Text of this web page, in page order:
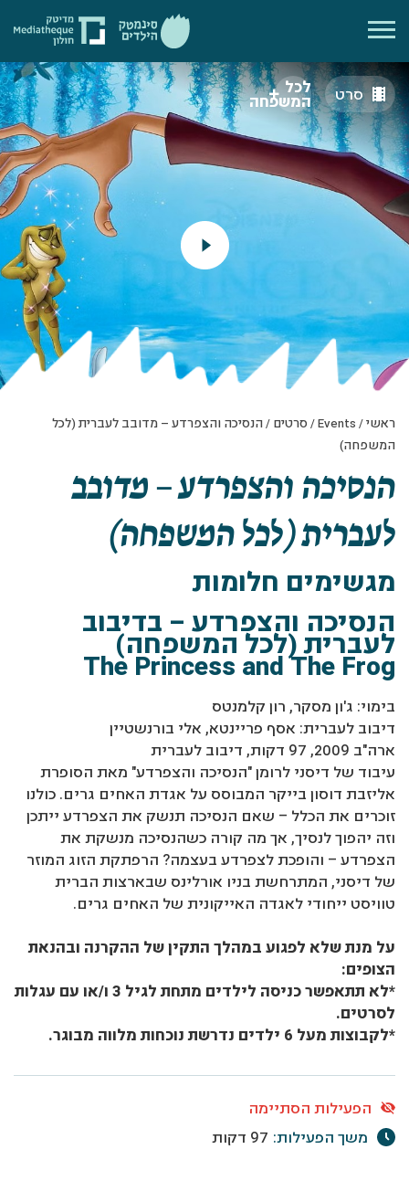
סרט לכל
המשפחה
ראשי/
Events
/ סרטים /הנסיכה והצפרדע – מדובב לעברית (לכל
המשפחה)
הנסיכה והצפרדע – מדובב
לעברית (לכל המשפחה)
מגשימים חלומות
הנסיכה והצפרדע – בדיבוב
לעברית (לכל המשפחה)
The Princess and The Frog
בימוי: ג'ון מסקר, רון קלמנטס
דיבוב לעברית: אסף פריינטא, אלי בורנשטיין
ארה"ב 2009, 97 דקות, דיבוב לעברית
עיבוד של דיסני לרומן "הנסיכה והצפרדע" מאת הסופרת
אליזבת דוסון בייקר המבוסס על אגדת האחים גרים. כולנו
זוכרים את הכלל – שאם הנסיכה תנשק את הצפרדע ייתכן
וזה יהפוך לנסיך, אך מה קורה כשהנסיכה מנשקת את
הצפרדע – והופכת לצפרדע בעצמה? הרפתקת הזוג המוזר
של דיסני, המתרחשת בניו אורלינס שבארצות הברית
טוויסט ייחודי לאגדה האייקונית של האחים גרים.
על מנת שלא לפגוע במהלך התקין של ההקרנה ובהנאת
הצופים:
*לא תתאפשר כניסה לילדים מתחת לגיל 3 ו/או עם עגלות
לסרטים.
*לקבוצות מעל 6 ילדים נדרשת נוכחות מלווה מבוגר.
הפעילות הסתיימה
משך הפעילות: 97 דקות